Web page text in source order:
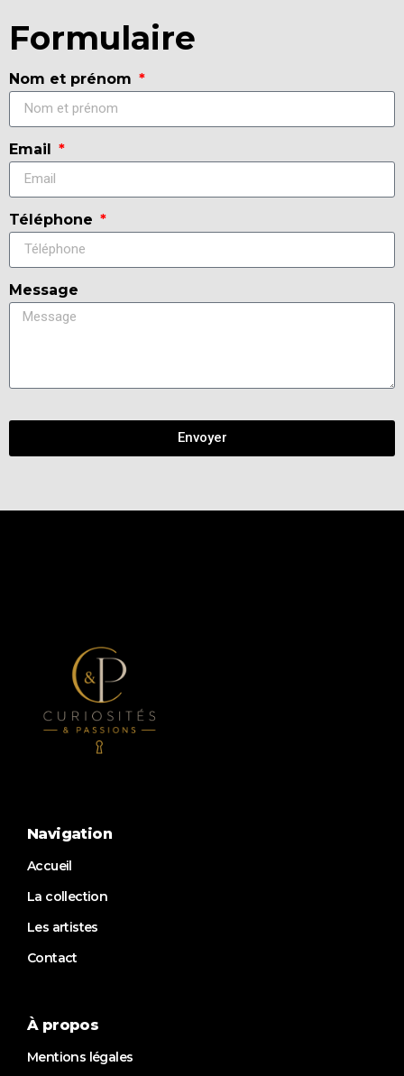
Formulaire
Nom et prénom
Email
Téléphone
Message
Envoyer
Navigation
Accueil
La collection
Les artistes
Contact
À propos
Mentions légales